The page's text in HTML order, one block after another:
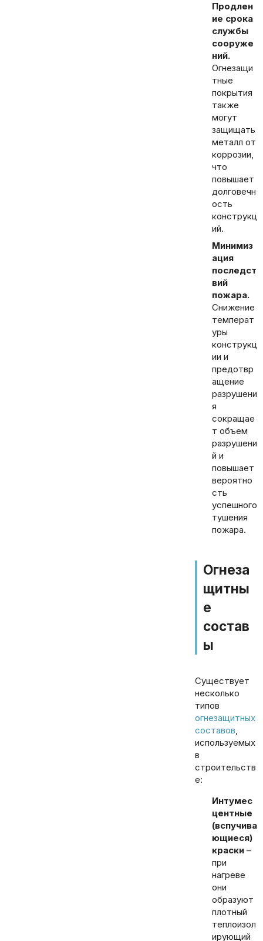
Продлен
ие срока
службы
сооруже
ний.
Огнезащи
тные
покрытия
также
могут
защищать
металл от
коррозии,
что
повышает
долговечн
ость
конструкц
ий.
Минимиз
ация
последст
вий
пожара.
Снижение
температ
уры
конструкц
ии и
предотвр
ащение
разрушени
я
сокращае
т объем
разрушени
й и
повышает
вероятно
сть
успешного
тушения
пожара.
Огнеза
щитны
е
состав
ы
Существует
несколько
типов
огнезащитных
составов
используемых
в
строительств
е:
Интумес
центные
(вспучива
ющиеся)
краски–
при
нагреве
они
образуют
плотный
теплоизол
ирующий